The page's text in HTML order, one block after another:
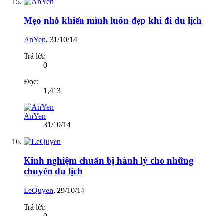
Mẹo nhỏ khiến mình luôn đẹp khi đi du lịch
AnYen, 31/10/14
Trả lời:
0
Đọc:
1,413
AnYen
31/10/14
Kinh nghiệm chuẩn bị hành lý cho những
chuyến du lịch
LeQuyen, 29/10/14
Trả lời: